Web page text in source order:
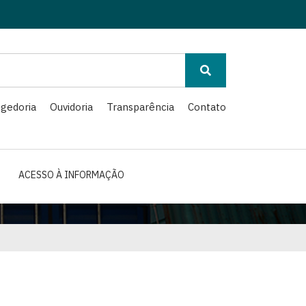
Ouvidoria Transparência Contato
ACESSO À INFORMAÇÃO